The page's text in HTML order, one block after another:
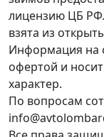
лицензию ЦБ
взята из
Информация на
офертой и
характер.
По вопросам